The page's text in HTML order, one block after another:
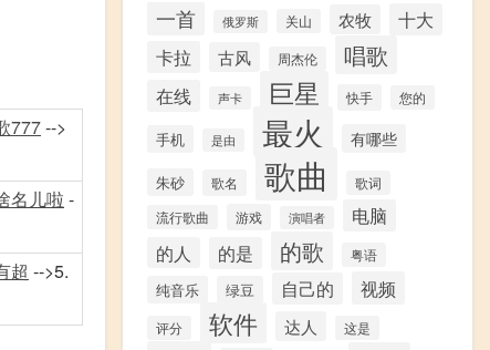
777-->
名儿啦 -
超 -->5.
一首 俄罗斯 关山 农牧
十大
卡拉
古风 周杰伦 唱歌
在线 声卡 巨星 快手 您的
手机 是由 最火 有哪些
朱砂 歌名 歌曲
歌词
流行歌曲
游戏 演唱者 电脑
的人 的是 的歌 粤语
纯音乐 绿豆 自己的 视频
评分 软件 达人 这是